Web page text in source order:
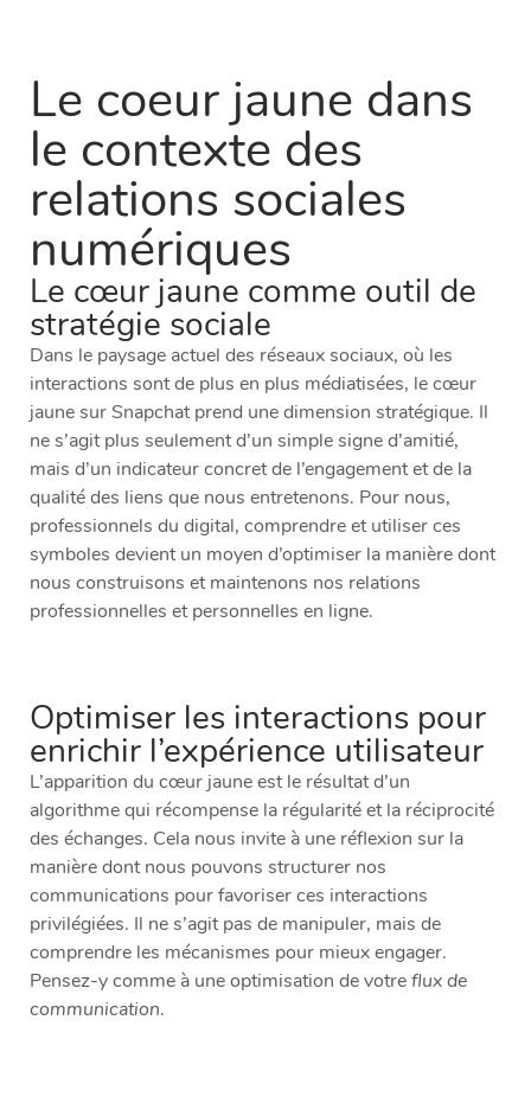
Le coeur jaune dans
le contexte des
relations sociales
numériques
Le cœur jaune comme outil de
stratégie sociale
Dans le paysage actuel des réseaux sociaux, où les
interactions sont de plus en plus médiatisées, le cœur
jaune sur Snapchat prend une dimension stratégique. Il
ne s’agit plus seulement d’un simple signe d’amitié,
mais d’un indicateur concret de l’engagement et de la
qualité des liens que nous entretenons. Pour nous,
professionnels du digital, comprendre et utiliser ces
symboles devient un moyen d’optimiser la manière dont
nous construisons et maintenons nos relations
professionnelles et personnelles en ligne.
Optimiser les interactions pour
enrichir l’expérience utilisateur
L’apparition du cœur jaune est le résultat d’un
algorithme qui récompense la régularité et la réciprocité
des échanges. Cela nous invite à une réflexion sur la
manière dont nous pouvons structurer nos
communications pour favoriser ces interactions
privilégiées. Il ne s’agit pas de manipuler, mais de
comprendre les mécanismes pour mieux engager.
Pensez-y comme à une optimisation de votreflux de
communication.